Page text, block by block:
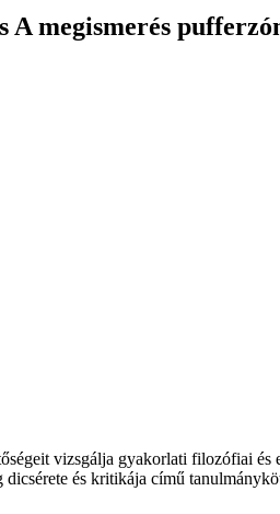
A megismerés
vizsgálja gyakorlati filozófiai
és kritikája című